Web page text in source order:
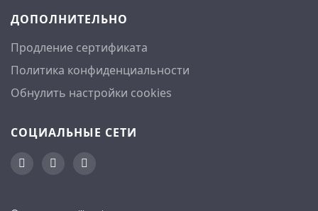
ДОПОЛНИТЕЛЬНО
Продление сертификата
Политика конфиденциальности
Обнулить настройки cookies
СОЦИАЛЬНЫЕ СЕТИ